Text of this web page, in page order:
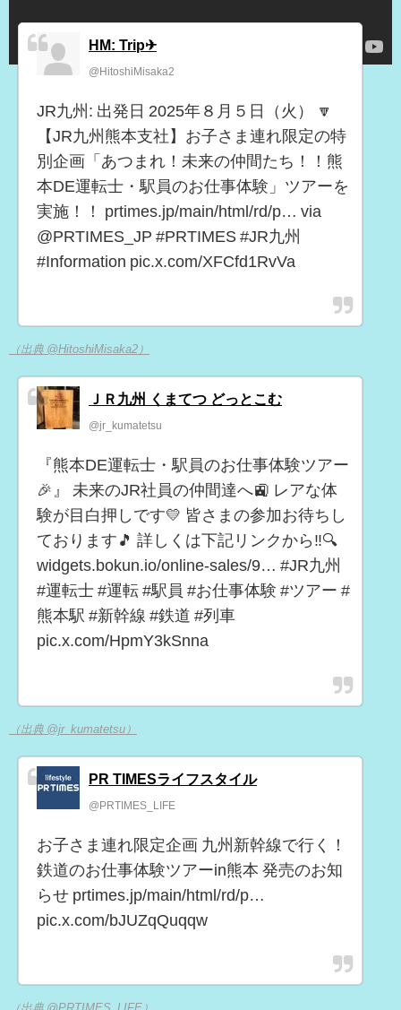
HM: Trip✈
@HitoshiMisaka2
JR九州: 出発日 2025年８月５日（火） 🔽
【JR九州熊本支社】お子さま連れ限定の特
別企画「あつまれ！未来の仲間たち！！熊
本DE運転士・駅員のお仕事体験」ツアーを
実施！！ prtimes.jp/main/html/rd/p… via
@PRTIMES_JP #PRTIMES #JR九州
#Information pic.x.com/XFCfd1RvVa
（出典 @HitoshiMisaka2）
ＪＲ九州 くまてつ どっとこむ
@jr_kumatetsu
『熊本DE運転士・駅員のお仕事体験ツアー
🎉』 未来のJR社員の仲間達へ🚉 レアな体
験が目白押しです💛 皆さまの参加お待ちし
ております🎵 詳しくは下記リンクから‼🔍
widgets.bokun.io/online-sales/9… #JR九州
#運転士 #運転 #駅員 #お仕事体験 #ツアー #
熊本駅 #新幹線 #鉄道 #列車
pic.x.com/HpmY3kSnna
（出典 @jr_kumatetsu）
PR TIMESライフスタイル
@PRTIMES_LIFE
お子さま連れ限定企画 九州新幹線で行く！
鉄道のお仕事体験ツアーin熊本 発売のお知
らせ prtimes.jp/main/html/rd/p…
pic.x.com/bJUZqQuqqw